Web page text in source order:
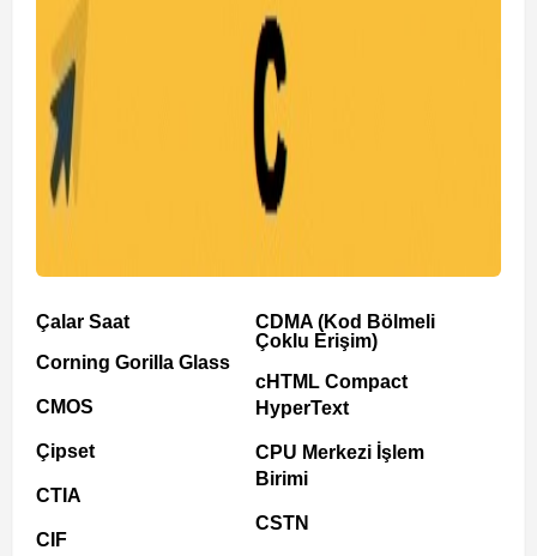
Çalar Saat
Corning Gorilla Glass
CMOS
Çipset
CTIA
CIF
CDMA (Kod Bölmeli
Çoklu Erişim)
cHTML Compact
HyperText
CPU Merkezi İşlem
Birimi
CSTN